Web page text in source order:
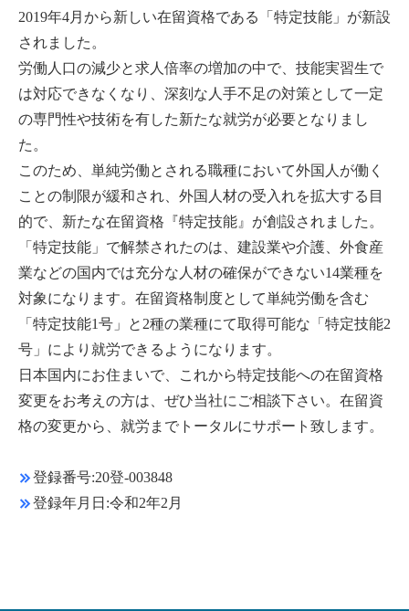
2019年4月から新しい在留資格である「特定技能」が新設
されました。
労働人口の減少と求人倍率の増加の中で、技能実習生で
は対応できなくなり、深刻な人手不足の対策として一定
の専門性や技術を有した新たな就労が必要となりまし
た。
このため、単純労働とされる職種において外国人が働く
ことの制限が緩和され、外国人材の受入れを拡大する目
的で、新たな在留資格『特定技能』が創設されました。
「特定技能」で解禁されたのは、建設業や介護、外食産
業などの国内では充分な人材の確保ができない14業種を
対象になります。在留資格制度として単純労働を含む
「特定技能1号」と2種の業種にて取得可能な「特定技能2
号」により就労できるようになります。
日本国内にお住まいで、これから特定技能への在留資格
変更をお考えの方は、ぜひ当社にご相談下さい。在留資
格の変更から、就労までトータルにサポート致します。
登録番号:20登-003848
登録年月日:令和2年2月